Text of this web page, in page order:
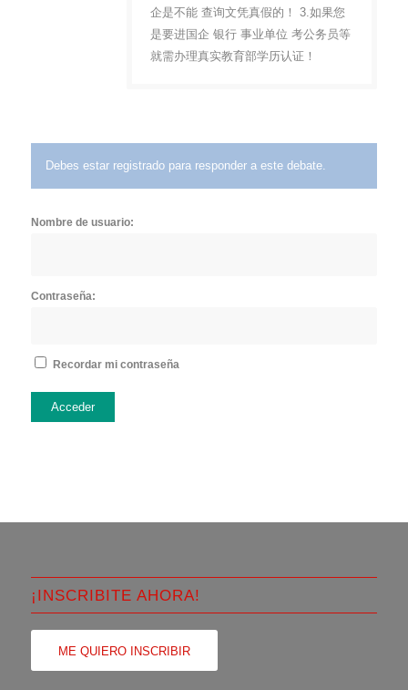
企是不能 查询文凭真假的！ 3.如果您
是要进国企 银行 事业单位 考公务员等
就需办理真实教育部学历认证！
Debes estar registrado para responder a este debate.
Nombre de usuario:
Contraseña:
Recordar mi contraseña
Acceder
¡INSCRIBITE AHORA!
ME QUIERO INSCRIBIR